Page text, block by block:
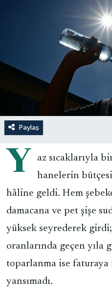
Paylaş
Y
az sıcaklarıyla
hanelerin
hâline geldi. Hem
damacana ve pet şişe
yüksek seyrederek
oranlarında geçen yıla
toparlanma ise
yansımadı.